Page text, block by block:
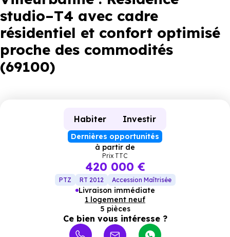
studio–T4 avec cadre
résidentiel et confort optimisé
proche des commodités
(69100)
Habiter Investir
Dernières opportunités
à partir de
Prix TTC
420 000 €
PTZ RT 2012 Accession Maîtrisée
Livraison immédiate
1 logement neuf
5 pièces
Ce bien vous intéresse ?